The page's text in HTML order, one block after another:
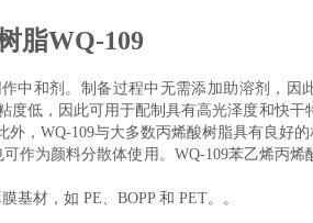
脂WQ-109
中和剂。制备过程中无需添加助溶剂，因
度低，因此可用于配制具有高光泽度和快干
，WQ-109与大多数丙烯酸树脂具有良好的
作为颜料分散体使用。WQ-109苯乙烯丙烯
材，如 PE、BOPP 和 PET。。